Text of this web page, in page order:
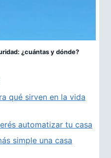
¿cuántas y dónde?
qué sirven en la vida
automatizar tu casa
simple una casa